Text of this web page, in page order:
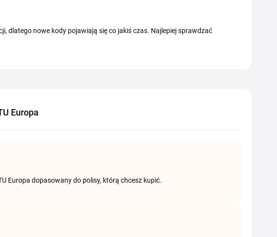
dlatego nowe kody pojawiają się co jakiś czas. Najlepiej sprawdzać
Europa
Europa dopasowany do polisy, którą chcesz kupić.